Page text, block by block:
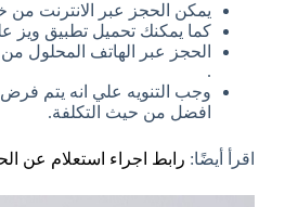
يمكن الحجز عبر الانترنت
كما يمكنك تحميل تطبيق ويز
الحجز عبر الهاتف المحلول
.
وجب التنويه علي انه يتم
افضل من حيث التكلفة.
اقرأ أيضًا: رابط اجراء استعلام عن